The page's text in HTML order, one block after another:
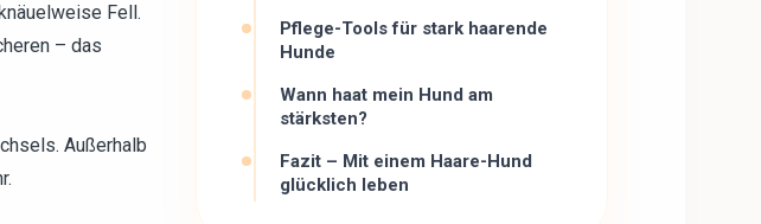
Fell.
– das
Außerhalb
Pflege-Tools für stark haarende
Hunde
Wann haat mein Hund am
stärksten?
Fazit – Mit einem Haare-Hund
glücklich leben